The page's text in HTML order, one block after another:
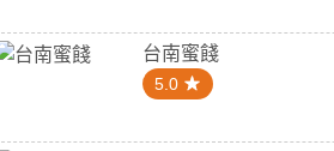
台南蜜餞
5.0